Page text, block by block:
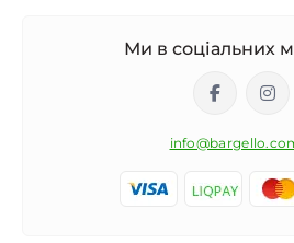
Ми в соціальних